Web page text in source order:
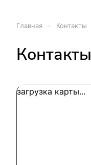
Главная Контакты
Контакты
загрузка карты...